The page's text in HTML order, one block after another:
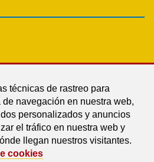
técnicas de rastreo para
navegación en nuestra web,
personalizados y anuncios
el tráfico en nuestra web y
llegan nuestros visitantes.
cookies